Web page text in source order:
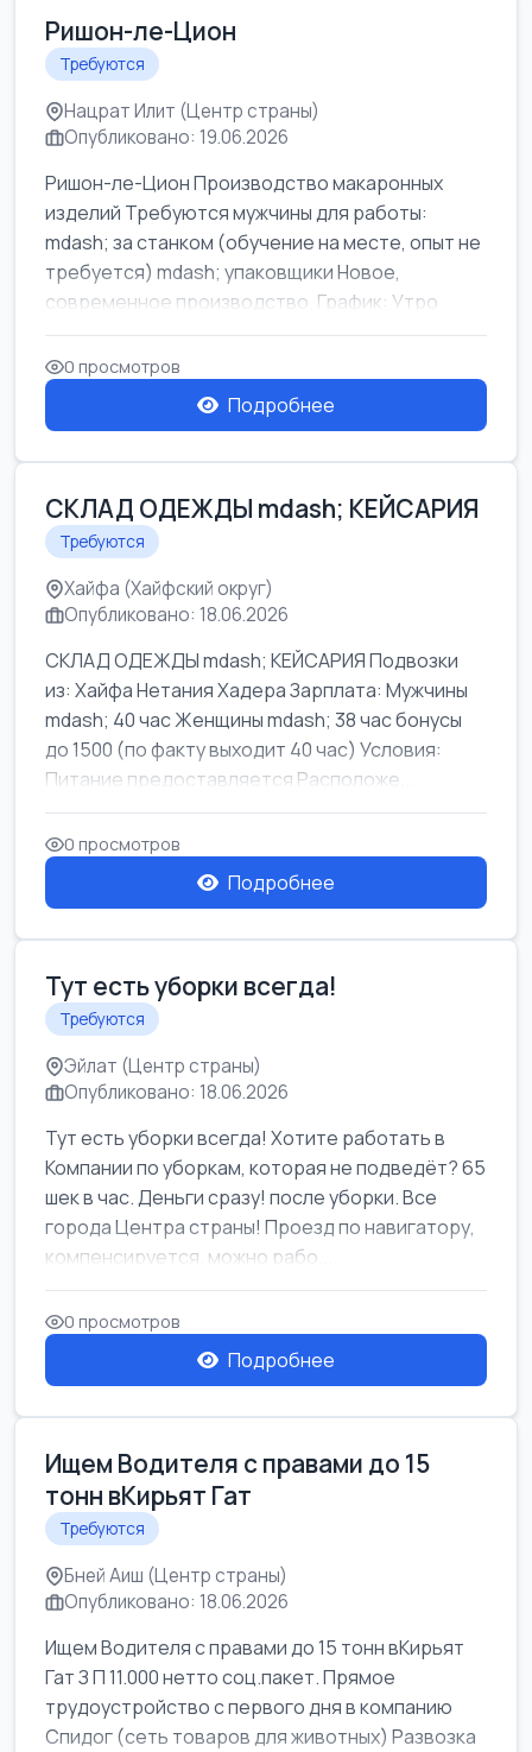
Ришон-ле-Цион
Требуются
Нацрат Илит (Центр страны)
Опубликовано: 19.06.2026
Ришон-ле-Цион Производство макаронных
изделий Требуются мужчины для работы:
mdash; за станком (обучение на месте, опыт не
требуется) mdash; упаковщики Новое,
современное производство. График: Утро
mda...
0 просмотров
Подробнее
СКЛАД ОДЕЖДЫ mdash; КЕЙСАРИЯ
Требуются
Хайфа (Хайфский округ)
Опубликовано: 18.06.2026
СКЛАД ОДЕЖДЫ mdash; КЕЙСАРИЯ Подвозки
из: Хайфа Нетания Хадера Зарплата: Мужчины
mdash; 40 час Женщины mdash; 38 час бонусы
до 1500 (по факту выходит 40 час) Условия:
Питание предоставляется Расположе...
0 просмотров
Подробнее
Тут есть уборки всегда!
Требуются
Эйлат (Центр страны)
Опубликовано: 18.06.2026
Тут есть уборки всегда! Хотите работать в
Компании по уборкам, которая не подведёт? 65
шек в час. Деньги сразу! после уборки. Все
города Центра страны! Проезд по навигатору,
компенсируется. можно рабо...
0 просмотров
Подробнее
Ищем Водителя с правами до 15
тонн вКирьят Гат
Требуются
Бней Аиш (Центр страны)
Опубликовано: 18.06.2026
Ищем Водителя с правами до 15 тонн вКирьят
Гат З П 11.000 нетто соц.пакет. Прямое
трудоустройство с первого дня в компанию
Спидог (сеть товаров для животных) Развозка